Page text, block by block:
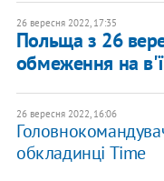
26 вересня 2022, 17:35
Польща з 26
обмеження на
26 вересня 2022, 16:06
обкладинці Time